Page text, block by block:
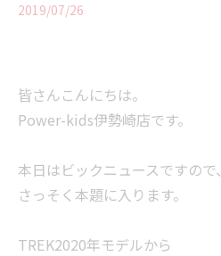
2019/07/26
皆さんこんにちは。
Power-kids伊勢崎店です。
本日はビックニュースですので、
さっそく本題に入ります。
TREK2020年モデルから